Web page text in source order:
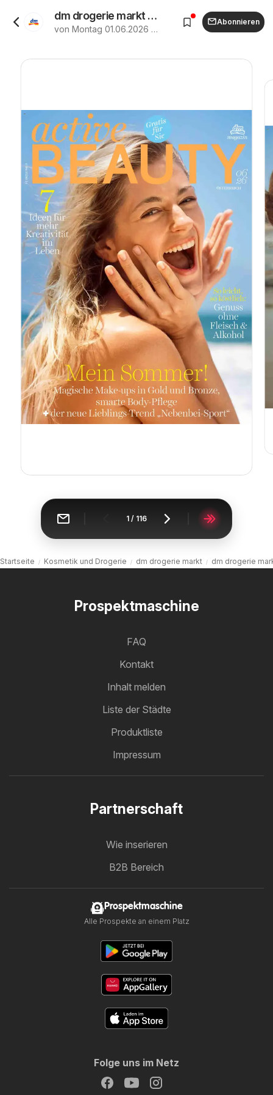
dm drogerie markt Active Beauty Family 06/2026 ab (01.06.2026 - 30.06.2026)
von Montag 01.06.2026 bis Dienstag 30.06.2026
Abonnieren
1 / 116
Startseite Kosmetik und Drogerie dm drogerie markt dm drogerie
Prospektmaschine
FAQ
Kontakt
Inhalt melden
Liste der Städte
Produktliste
Impressum
Partnerschaft
Wie inserieren
B2B Bereich
Prospektmaschine
Alle Prospekte an einem Platz
Folge uns im Netz